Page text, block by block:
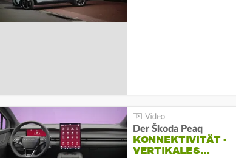
Der Škoda Peaq
KONNEKTIVITÄT -
VERTIKALES…